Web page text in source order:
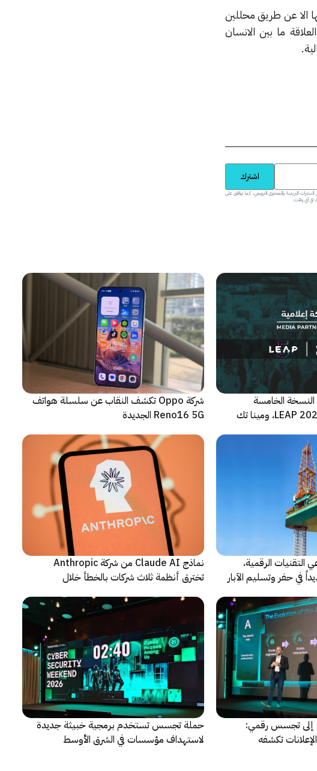
الا عن طريق محللين
ما بين الانسان
اشترك
عن 18 عاماً وتوافق على تلقي النشرات البريدية والمحتوى الترويجي، كما توافق على
في أي وقت.
الخامسة
والأضخم من مؤتمر LEAP 2026، ومينا تك
شركة Oppo تكشف النقاب عن سلسلة هواتف
Reno16 5G الجديدة
التقنيات الرقمية،
في حفر وتسليم الآبار
نماذج Claude AI من شركة Anthropic
تخترق أنظمة ثلاث شركات بالخطأ خلال
إلى تجسس رقمي:
تكشفه
حملة تجسس تستخدم برمجية خبيثة جديدة
لاستهداف مؤسسات في الشرق الأوسط